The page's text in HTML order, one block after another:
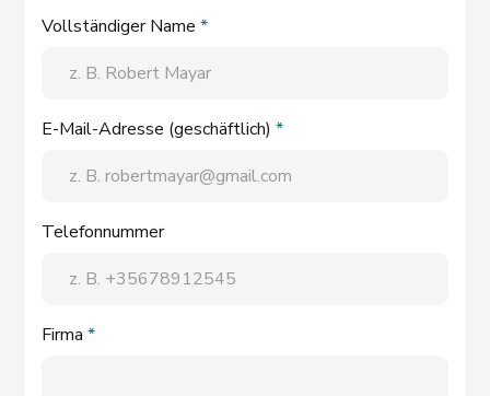
Vollständiger Name*
E-Mail-Adresse (geschäftlich)*
Telefonnummer
Firma*